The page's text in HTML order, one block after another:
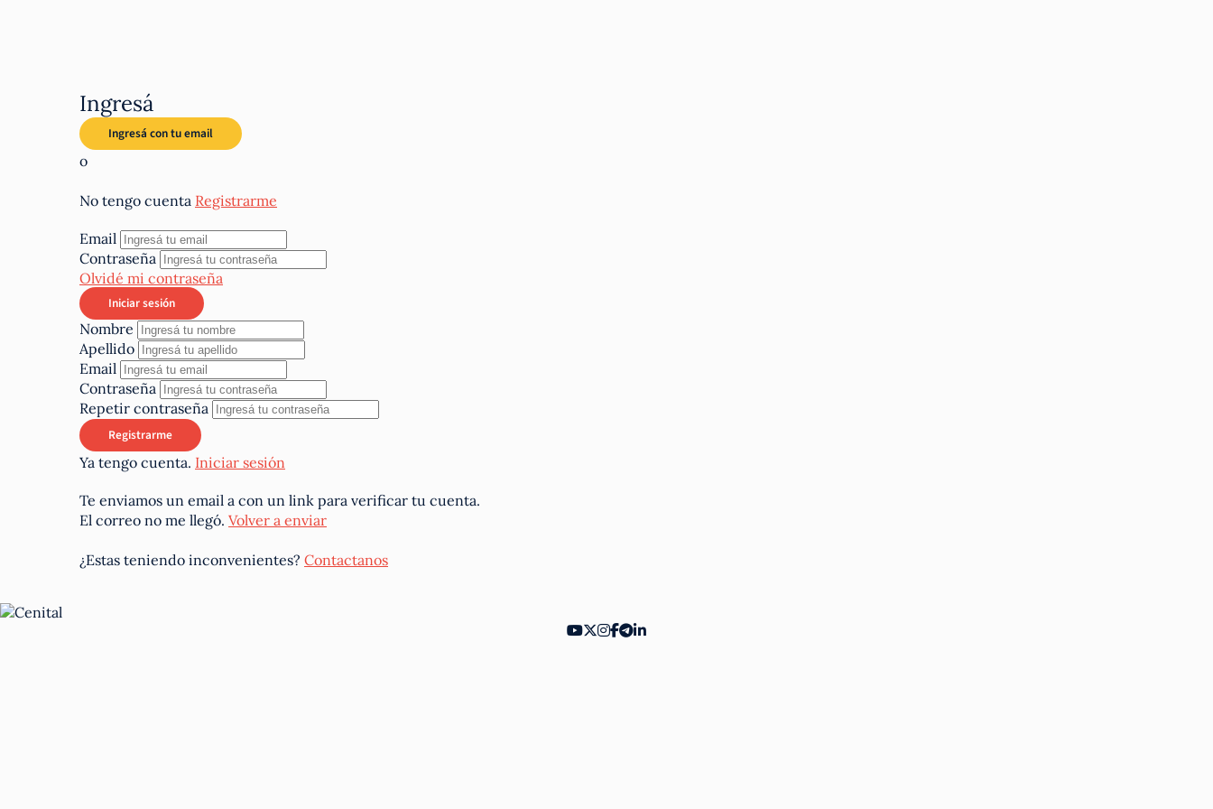
Ingresá
o
No tengo cuenta Registrarme
Email
Contraseña
Olvidé mi contraseña
Nombre
Apellido
Email
Contraseña
Repetir contraseña
Ya tengo cuenta. Iniciar sesión
Te enviamos un email a con un link para verificar tu cuenta.
El correo no me llegó. Volver a enviar
¿Estas teniendo inconvenientes? Contactanos